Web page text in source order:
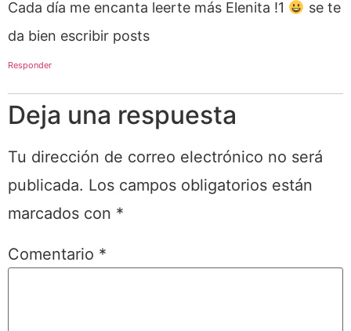
Cada día me encanta leerte más Elenita !1
se te
da bien escribir posts
Responder
Deja una respuesta
Tu dirección de correo electrónico no será
publicada. Los campos obligatorios están
marcados con *
Comentario *